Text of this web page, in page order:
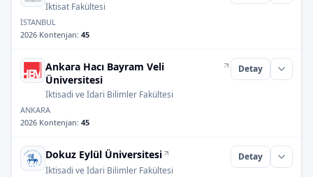
İktisat Fakültesi
İSTANBUL
2026 Kontenjan: 45
Ankara Hacı Bayram Veli
Üniversitesi
İktisadi ve İdari Bilimler Fakültesi
Detay
ANKARA
2026 Kontenjan: 45
Dokuz Eylül Üniversitesi
İktisadi ve İdari Bilimler Fakültesi
Detay